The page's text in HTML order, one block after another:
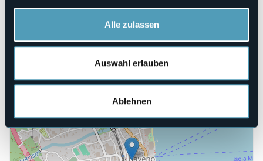
Alle zulassen
Auswahl erlauben
Ablehnen
Codice CIR
Buchen